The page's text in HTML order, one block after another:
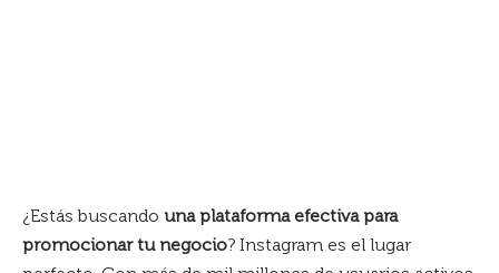
¿Estás buscando una plataforma efectiva para
promocionar tu negocio? Instagram es el lugar